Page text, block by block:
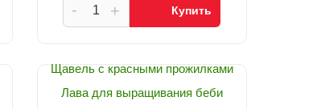
+
- Купить
Щавель с красными прожилками
Лава для выращивания беби